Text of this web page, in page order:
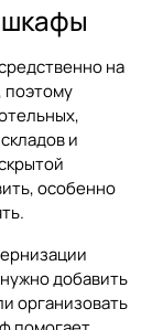
на
поэтому
и
особенно
добавить
организовать